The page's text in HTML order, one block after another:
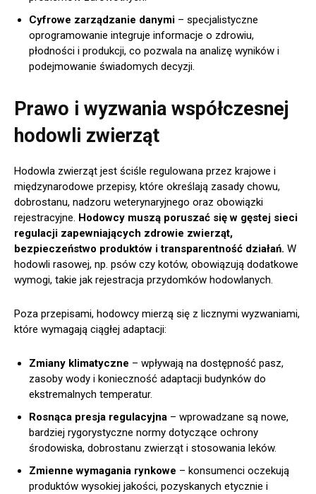
Cyfrowe zarządzanie danymi – specjalistyczne
oprogramowanie integruje informacje o zdrowiu,
płodności i produkcji, co pozwala na analizę wyników i
podejmowanie świadomych decyzji.
Prawo i wyzwania współczesnej
hodowli zwierząt
Hodowla zwierząt jest ściśle regulowana przez krajowe i
międzynarodowe przepisy, które określają zasady chowu,
dobrostanu, nadzoru weterynaryjnego oraz obowiązki
rejestracyjne. Hodowcy muszą poruszać się w gęstej sieci
regulacji zapewniających zdrowie zwierząt,
bezpieczeństwo produktów i transparentność działań. W
hodowli rasowej, np. psów czy kotów, obowiązują dodatkowe
wymogi, takie jak rejestracja przydomków hodowlanych.
Poza przepisami, hodowcy mierzą się z licznymi wyzwaniami,
które wymagają ciągłej adaptacji:
Zmiany klimatyczne – wpływają na dostępność pasz,
zasoby wody i konieczność adaptacji budynków do
ekstremalnych temperatur.
Rosnąca presja regulacyjna – wprowadzane są nowe,
bardziej rygorystyczne normy dotyczące ochrony
środowiska, dobrostanu zwierząt i stosowania leków.
Zmienne wymagania rynkowe – konsumenci oczekują
produktów wysokiej jakości, pozyskanych etycznie i